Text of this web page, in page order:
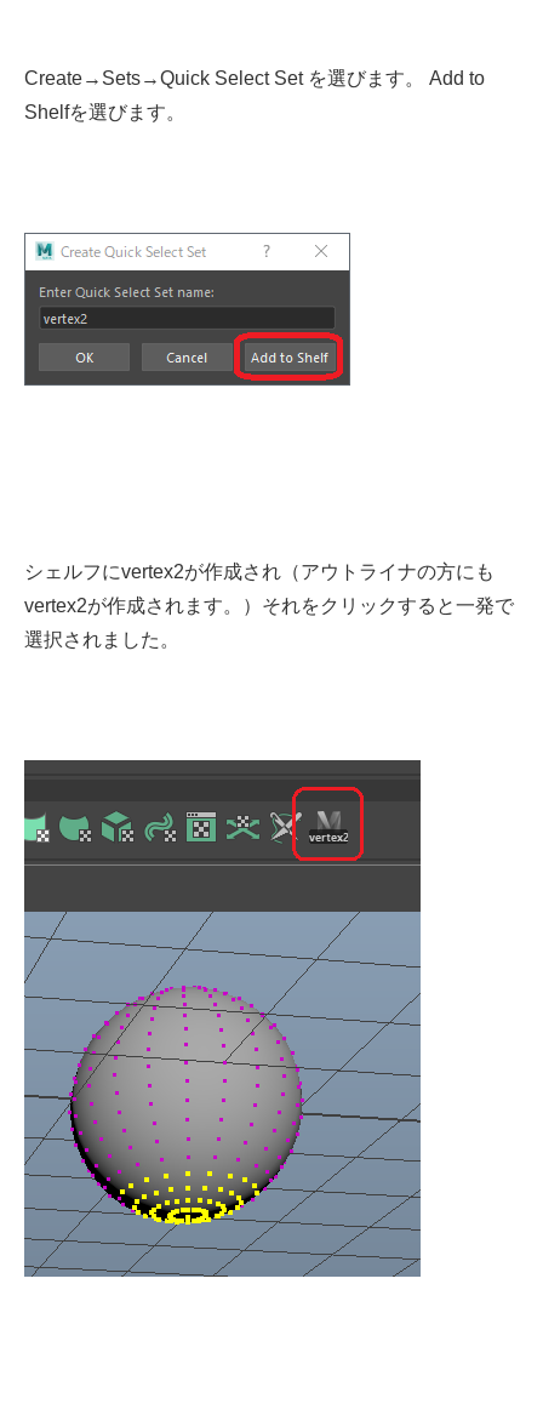
Create→Sets→Quick Select Set を選びます。 Add to
Shelfを選びます。
シェルフにvertex2が作成され（アウトライナの方にも
vertex2が作成されます。）それをクリックすると一発で
選択されました。